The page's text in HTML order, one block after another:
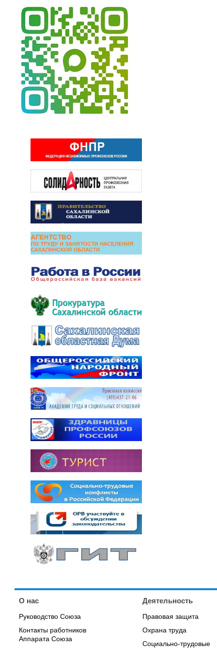
О нас
Руководство Союза
Контакты работников
Аппарата Союза
Деятельность
Правовая защита
Охрана труда
Социально-трудовые